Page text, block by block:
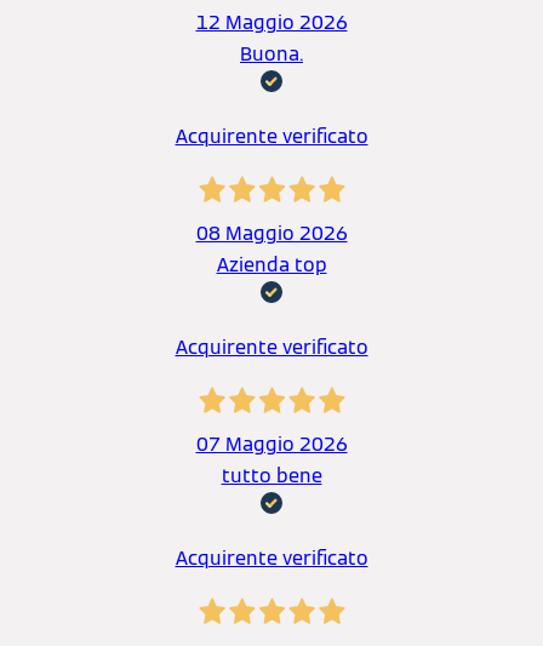
12 Maggio 2026
Buona.
Acquirente verificato
08 Maggio 2026
Azienda top
Acquirente verificato
07 Maggio 2026
tutto bene
Acquirente verificato